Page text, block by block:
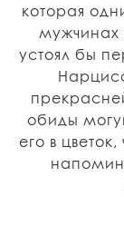
которая
мужчинах
устоял бы
обиды
его в